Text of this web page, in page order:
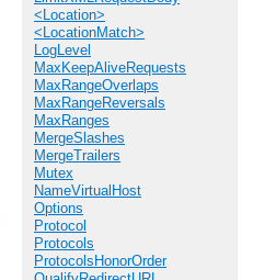
<Location>
<LocationMatch>
LogLevel
MaxKeepAliveRequests
MaxRangeOverlaps
MaxRangeReversals
MaxRanges
MergeSlashes
MergeTrailers
Mutex
NameVirtualHost
Options
Protocol
Protocols
ProtocolsHonorOrder